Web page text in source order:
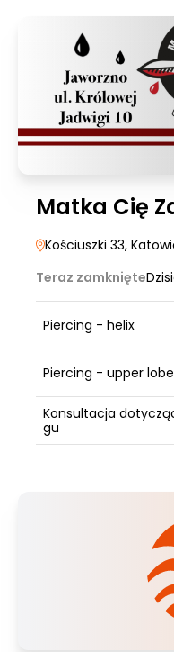
Matka Cię
Kościuszki 33,
Teraz zamknięte
Piercing - helix
Piercing - upper lobe
Konsultacja
gu